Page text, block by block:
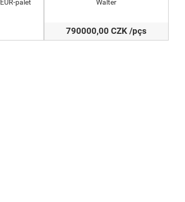
palet
Walter
790000,00 CZK /pçs